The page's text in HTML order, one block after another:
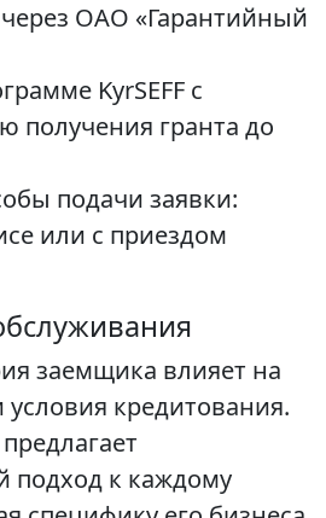
ОАО «Гарантийный
KyrSEFF с
получения гранта до
подачи заявки:
или с приездом
заемщика влияет на
кредитования.
подход к каждому